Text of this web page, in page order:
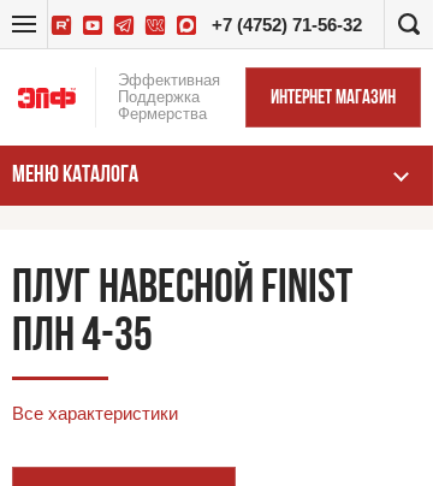
+7 (4752) 71-56-32
Эффективная
Поддержка
Фермерства
ИНТЕРНЕТ МАГАЗИН
МЕНЮ КАТАЛОГА
ПЛУГ НАВЕСНОЙ FINIST
ПЛН 4-35
Все характеристики